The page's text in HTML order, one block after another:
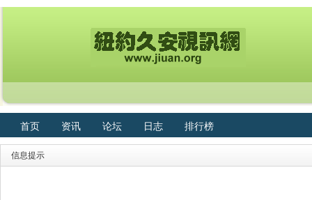
首页 资讯 论坛 日志 排行榜
信息提示